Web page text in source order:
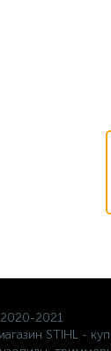
2020-2021
STIHL -